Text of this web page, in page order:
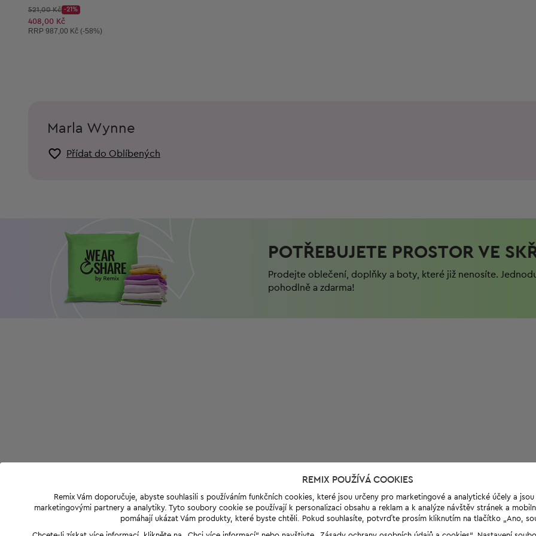
Původní cena:
521,00 Kč
Discount Price:
-21%
Snížená cena:
408,00 Kč
Doporučená cena:
RRP 987,00 Kč (-58%)
Marla Wynne
Přídat do Oblíbených
POTŘEBUJETE PROSTOR VE
Prodejte oblečení, doplňky a boty, které již nenosíte.
pohodlně a zdarma!
REMIX POUŽÍVÁ COOKIES
Remix Vám doporučuje, abyste souhlasili s používáním funkčních cookies, které jsou určeny pro marketingové a analytické účely a
marketingovými partnery a analytiky. Tyto soubory cookie se používají k personalizaci obsahu a reklam a k analýze návštěv stránek a
pomáhají ukázat Vám produkty, které byste chtěli. Pokud souhlasíte, potvrďte prosím kliknutím na tlačítko „Ano,